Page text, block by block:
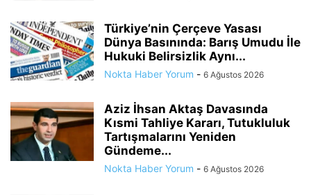
Türkiye’nin Çerçeve Yasası
Dünya Basınında: Barış Umudu İle
Hukuki Belirsizlik Aynı...
Nokta Haber Yorum - 6 Ağustos 2026
Aziz İhsan Aktaş Davasında
Kısmi Tahliye Kararı, Tutukluluk
Tartışmalarını Yeniden
Gündeme...
Nokta Haber Yorum - 6 Ağustos 2026